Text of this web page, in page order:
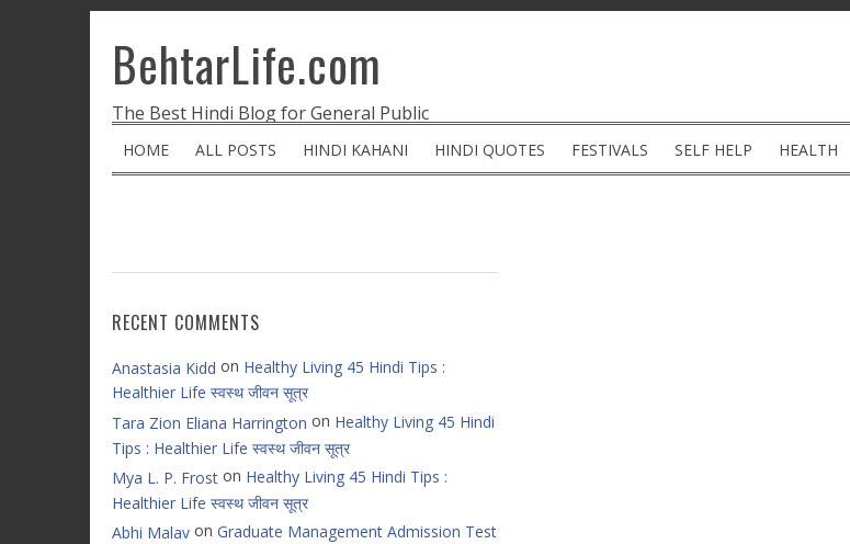
BehtarLife.com
The Best Hindi Blog for General Public
HOME ALL POSTS HINDI KAHANI HINDI QUOTES FESTIVALS SELF HELP HEALTH
RECENT COMMENTS
Anastasia Kidd on Healthy Living 45 Hindi Tips :
Healthier Life स्वस्थ जीवन सूत्र
Tara Zion Eliana Harrington on Healthy Living 45 Hindi
Tips : Healthier Life स्वस्थ जीवन सूत्र
Mya L. P. Frost on Healthy Living 45 Hindi Tips :
Healthier Life स्वस्थ जीवन सूत्र
Abhi Malav on Graduate Management Admission Test